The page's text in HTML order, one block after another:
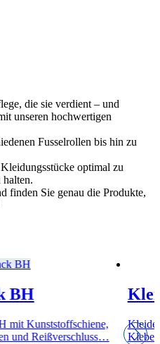
die sie verdient – und
unseren hochwertigen
Fusselrollen bis hin zu
optimal zu
halten.
finden Sie genau die Produkte,
BH
mit Kunststoffschiene,
und Reißverschluss…